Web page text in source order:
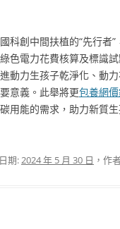
科創中間扶植的“先行者
色電力花費核算及標識
動力生孩子乾淨化、動
意義。此舉將更包養網
用能的需求，助力新質
期:2024 年 5 月 30 日 ，作